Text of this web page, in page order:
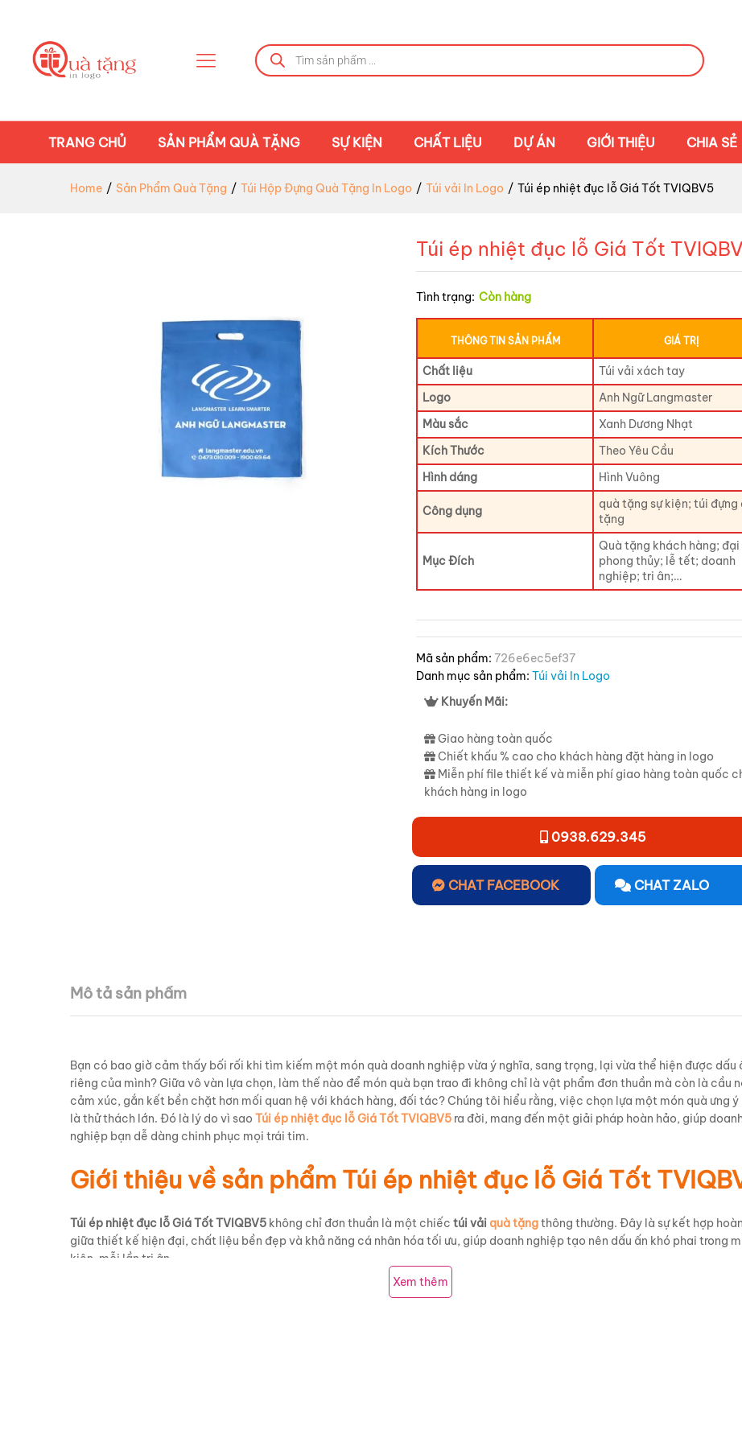
TRANG CHỦ SẢN PHẨM QUÀ TẶNG SỰ KIỆN CHẤT LIỆU DỰ ÁN GIỚI THIỆU CHIA SẺ
Home / Sản Phẩm Quà Tặng / Túi Hộp Đựng Quà Tặng In Logo / Túi vải In Logo / Túi ép nhiệt đục lỗ Giá Tốt TVIQBV5
Túi ép nhiệt đục lỗ Giá Tốt
Tình trạng: Còn hàng
THÔNG TIN SẢN PHẨM GIÁ TRỊ
Chất liệu
Túi vải xách tay
Logo
Anh Ngữ Langmaster
Màu sắc
Xanh Dương Nhạt
Kích Thước
Theo Yêu Cầu
Hình dáng
Hình Vuông
Công dụng
quà tặng sự kiện; túi đựng
tặng
Mục Đích
Quà tặng khách hàng; đại
phong thủy; lễ tết; doanh
nghiệp; tri ân;…
Mã sản phẩm:726e6ec5ef37
Danh mục sản phẩm:Túi vải In Logo
Khuyến Mãi:
Giao hàng toàn quốc
Chiết khấu % cao cho khách hàng đặt hàng in logo
Miễn phí file thiết kế và miễn phí giao hàng toàn quốc
khách hàng in logo
0938.629.345
CHAT FACEBOOK CHAT ZALO
Mô tả sản phẩm
Bạn có bao giờ cảm thấy bối rối khi tìm kiếm một món quà doanh nghiệp vừa ý nghĩa, sang trọng, lại vừa thể hiện được dấu
riêng của mình? Giữa vô vàn lựa chọn, làm thế nào để món quà bạn trao đi không chỉ là vật phẩm đơn thuần mà còn là cầu
cảm xúc, gắn kết bền chặt hơn mối quan hệ với khách hàng, đối tác? Chúng tôi hiểu rằng, việc chọn lựa một món quà ưng ý
là thử thách lớn. Đó là lý do vì sao Túi ép nhiệt đục lỗ Giá Tốt TVIQBV5 ra đời, mang đến một giải pháp hoàn hảo, giúp
nghiệp bạn dễ dàng chinh phục mọi trái tim.
Giới thiệu về sản phẩm Túi ép nhiệt đục lỗ Giá Tốt
Túi ép nhiệt đục lỗ Giá Tốt TVIQBV5 không chỉ đơn thuần là một chiếc túi vải quà tặngthông thường. Đây là sự kết hợp
giữa thiết kế hiện đại, chất liệu bền đẹp và khả năng cá nhân hóa tối ưu, giúp doanh nghiệp tạo nên dấu ấn khó phai trong
kiện, mỗi lần tri ân.
cao cấp, đảm bảo độ bền vượt trội và khả năng tái sử dụng lâu dài, góp phần
Xem thêm